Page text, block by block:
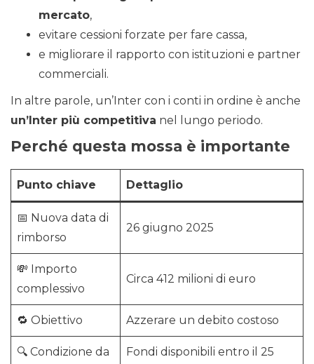
mercato,
evitare cessioni forzate per fare cassa,
e migliorare il rapporto con istituzioni e partner
commerciali.
In altre parole, un’Inter con i conti in ordine è anche
un’Inter più competitiva nel lungo periodo.
Perché questa mossa è importante
Punto chiave Dettaglio
📅 Nuova data di
rimborso
26 giugno 2025
💸 Importo
complessivo
Circa 412 milioni di euro
🔁 Obiettivo Azzerare un debito costoso
🔍 Condizione da
Fondi disponibili entro il 25